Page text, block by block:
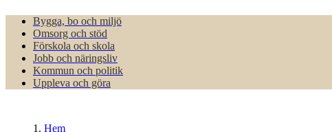
Bygga, bo och miljö
Omsorg och stöd
Förskola och skola
Jobb och näringsliv
Kommun och politik
Uppleva och göra
Hem